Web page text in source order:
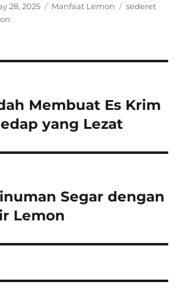
28, 2025 Categories
Manfaat Lemon Tags
sederet
Membuat Es Krim
yang Lezat
Segar dengan
Lemon